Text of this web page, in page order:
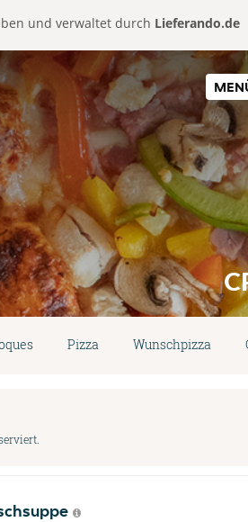
und verwaltet durch Lieferando.de
Pizza Wunschpizza